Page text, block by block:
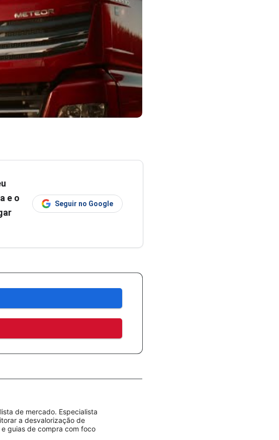
e o
Seguir no Google
de mercado. Especialista
a desvalorização de
guias de compra com foco